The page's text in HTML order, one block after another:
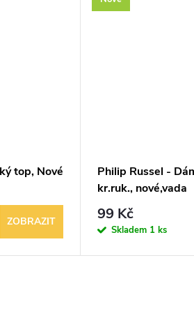
top, Nové
ZOBRAZIT
Philip Russel -
kr.ruk., nové,vada
99 Kč
Skladem 1 ks